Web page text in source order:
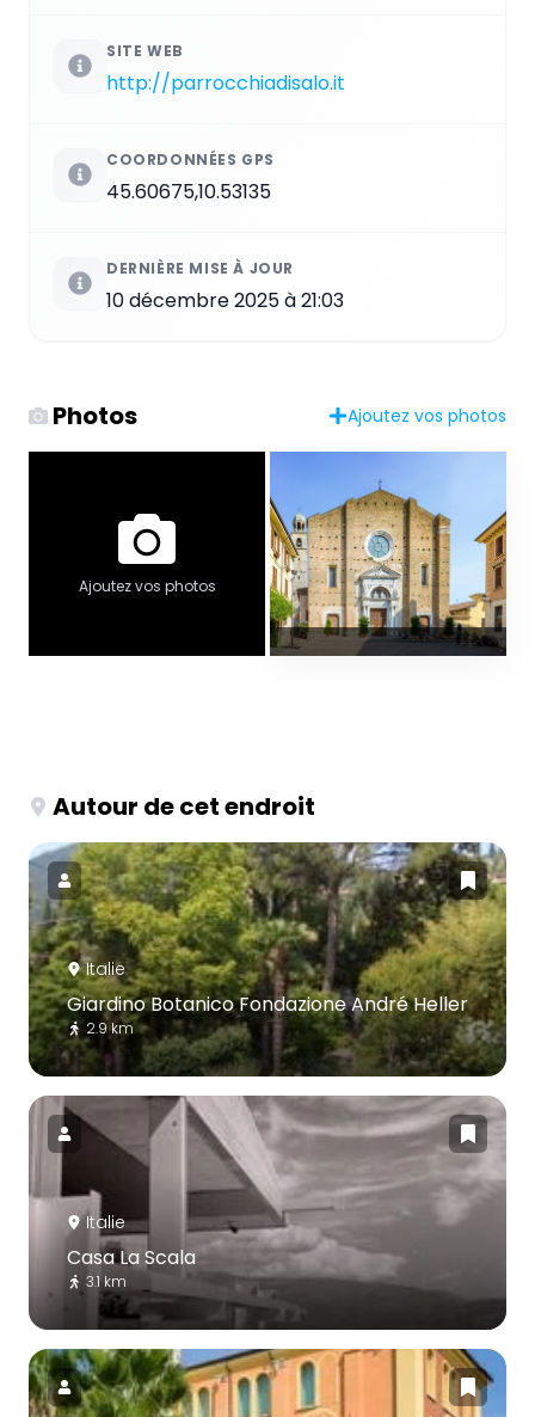
SITE WEB
http://parrocchiadisalo.it
COORDONNÉES GPS
45.60675,10.53135
DERNIÈRE MISE À JOUR
10 décembre 2025 à 21:03
Photos Ajoutez vos photos
Ajoutez vos photos
Autour de cet endroit
Italie
Giardino Botanico Fondazione André Heller
2.9 km
Italie
Casa La Scala
3.1 km